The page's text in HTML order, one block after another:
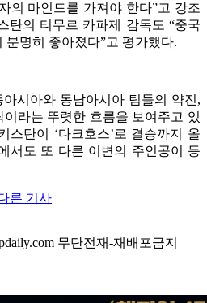
의 마인드를 가져야 한다”고 강조
탄의 티무르 카파제 감독도 “중국
분명히 좋아졌다”고 평가했다.
시아와 동남아시아 팀들의 약진,
라는 뚜렷한 흐름을 보여주고 있
스탄이 ‘다크호스’로 결승까지 올
서도 또 다른 이변의 주인공이 등
른 기사
무단전재-재배포금지